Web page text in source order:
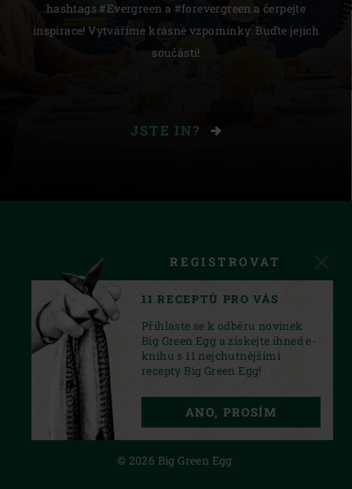
hashtags #Evergreen a #forevergreen a čerpejte
inspirace! Vytváříme krásné vzpomínky. Buďte jejich
součástí!
JSTE IN?
YOUTUBE
PRIVACY STATEMENT
© 2026 Big Green Egg.
REGISTROVAT
11 RECEPTŮ PRO VÁS
Přihlaste se k odběru novinek
Big Green Egg a získejte ihned e-
knihu s 11 nejchutnějšími
recepty Big Green Egg!
ANO, PROSÍM